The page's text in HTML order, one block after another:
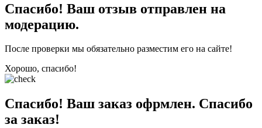
Спасибо! Ваш отзыв отправлен на
модерацию.
После проверки мы обязательно разместим его на сайте!
Хорошо, спасибо!
Спасибо! Ваш заказ офрмлен. Спасибо
за заказ!